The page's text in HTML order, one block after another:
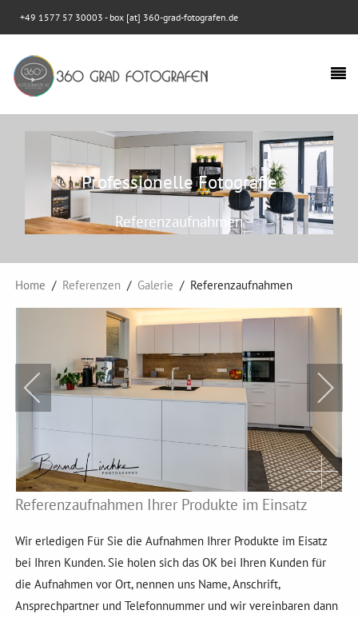
+49 1577 57 30003 - box [at] 360-grad-fotografen.de
Professionelle Fotografie
Referenzaufnahmen
Home Referenzen Galerie Referenzaufnahmen
Referenzaufnahmen Ihrer Produkte im Einsatz
Wir erledigen Für Sie die Aufnahmen Ihrer Produkte im Eisatz
bei Ihren Kunden. Sie holen sich das OK bei Ihren Kunden für
die Aufnahmen vor Ort, nennen uns Name, Anschrift,
Ansprechpartner und Telefonnummer und wir vereinbaren dann